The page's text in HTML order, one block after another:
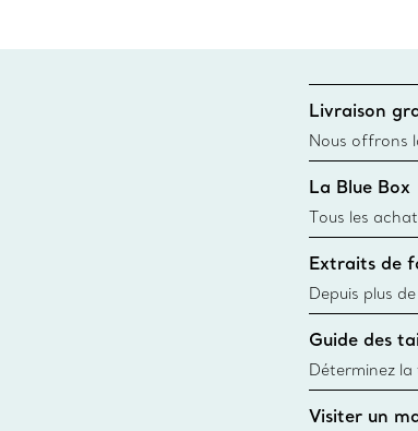
Livraison
Nous offrons
toutes les
canadien et
La Blue Box
Tous les
une Tiffany
remonte à
fabriqués à
matières
Extraits de
Depuis plus
façon
fabrication de
Guide des
Déterminez la
d’une bague
Visiter un